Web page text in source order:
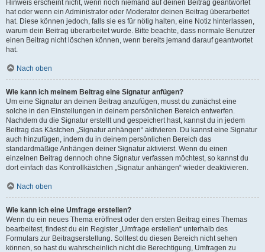
Hinweis erscheint nicht, wenn noch niemand auf deinen Beitrag geantwortet
hat oder wenn ein Administrator oder Moderator deinen Beitrag überarbeitet
hat. Diese können jedoch, falls sie es für nötig halten, eine Notiz hinterlassen,
warum dein Beitrag überarbeitet wurde. Bitte beachte, dass normale Benutzer
einen Beitrag nicht löschen können, wenn bereits jemand darauf geantwortet
hat.
Nach oben
Wie kann ich meinem Beitrag eine Signatur anfügen?
Um eine Signatur an deinen Beitrag anzufügen, musst du zunächst eine
solche in den Einstellungen in deinem persönlichen Bereich entwerfen.
Nachdem du die Signatur erstellt und gespeichert hast, kannst du in jedem
Beitrag das Kästchen „Signatur anhängen“ aktivieren. Du kannst eine Signatur
auch hinzufügen, indem du in deinem persönlichen Bereich das
standardmäßige Anhängen deiner Signatur aktivierst. Wenn du einen
einzelnen Beitrag dennoch ohne Signatur verfassen möchtest, so kannst du
dort einfach das Kontrollkästchen „Signatur anhängen“ wieder deaktivieren.
Nach oben
Wie kann ich eine Umfrage erstellen?
Wenn du ein neues Thema eröffnest oder den ersten Beitrag eines Themas
bearbeitest, findest du ein Register „Umfrage erstellen“ unterhalb des
Formulars zur Beitragserstellung. Solltest du diesen Bereich nicht sehen
können, so hast du wahrscheinlich nicht die Berechtigung, Umfragen zu